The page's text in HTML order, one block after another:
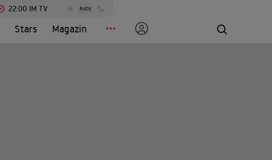
22:00 IM TV Auto
Stars Magazin